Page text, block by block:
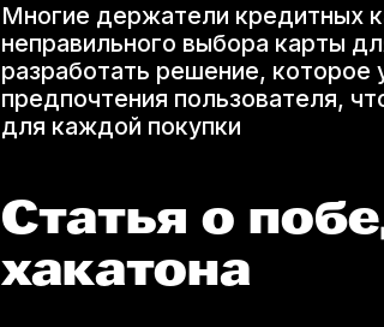
Многие держатели кредитных
неправильного выбора карты
разработать решение, которое
предпочтения пользователя,
для каждой покупки
Статья о
хакатона